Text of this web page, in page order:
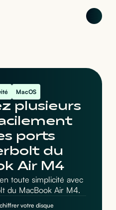
MacOS
plusieurs
ports
du
Air M4
toute simplicité avec
du MacBook Air M4.
votre disque